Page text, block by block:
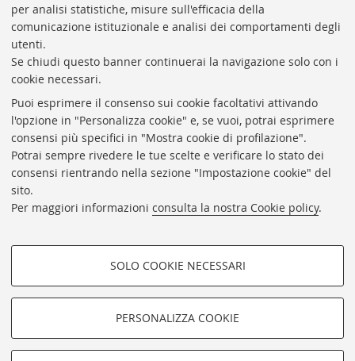
per analisi statistiche, misure sull'efficacia della
comunicazione istituzionale e analisi dei comportamenti degli
utenti.
Se chiudi questo banner continuerai la navigazione solo con i
cookie necessari.
Puoi esprimere il consenso sui cookie facoltativi attivando
l'opzione in "Personalizza cookie" e, se vuoi, potrai esprimere
consensi più specifici in "Mostra cookie di profilazione".
Potrai sempre rivedere le tue scelte e verificare lo stato dei
consensi rientrando nella sezione "Impostazione cookie" del
sito.
Per maggiori informazioni consulta la nostra Cookie policy.
COOKIE DI PROFILAZIONE -
FACOLTATIVI
navigazione degli utenti, creare profili in base al loro comportamento
SOLO COOKIE NECESSARI
PERSONALIZZA COOKIE
Coordinatrice gestionale: Maria Pia Torricelli
Responsabile Amministrativo: Luigia Di Pumpo
Via Zamboni, 33/35 - 40126 Bologna (BO)
Tel. +39 051 2088306 - Fax +39 051 2088385
bub.info@unibo.it
bub.biblioteca@pec.unibo.it
Dove siamo
Orario dei servizi
Helpdesk
Rubrica di Ateneo
Privacy e note legali